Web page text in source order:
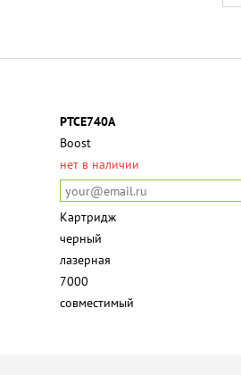
PTCE740A
Boost
нет в наличии
Картридж
черный
лазерная
7000
совместимый